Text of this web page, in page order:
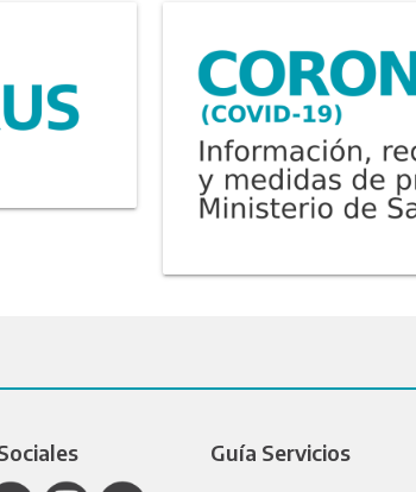
Guía Servicios